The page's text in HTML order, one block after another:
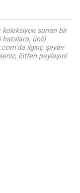
sunan bir
ünlü
ilginç şeyler
lütfen paylaşın!